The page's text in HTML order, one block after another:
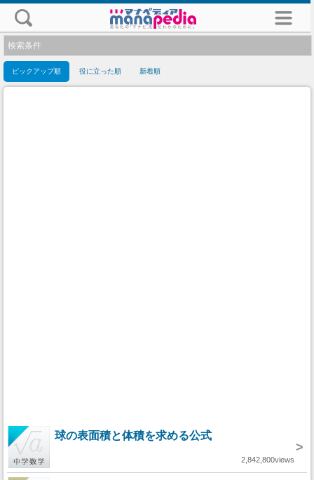
検索条件
ピックアップ順 役に立った順 新着順
球の表面積と体積を求める公式
>
2,842,800views